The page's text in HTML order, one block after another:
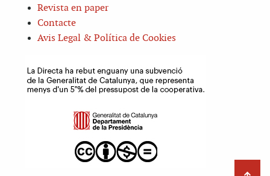
Revista en paper
Contacte
Avis Legal & Política de Cookies